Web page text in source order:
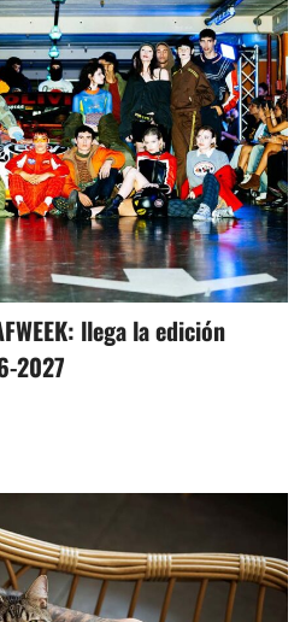
llega la edición
2027